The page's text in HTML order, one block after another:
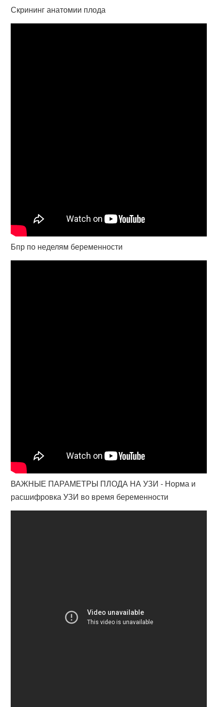
Скрининг анатомии плода
Бпр по неделям беременности
ВАЖНЫЕ ПАРАМЕТРЫ ПЛОДА НА УЗИ - Норма и
расшифровка УЗИ во время беременности